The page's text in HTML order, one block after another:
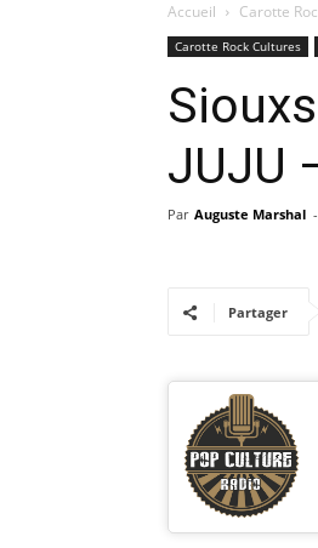
Accueil Carotte
Carotte Rock Cultures
JUJU
Par Auguste Marshal -
Partager